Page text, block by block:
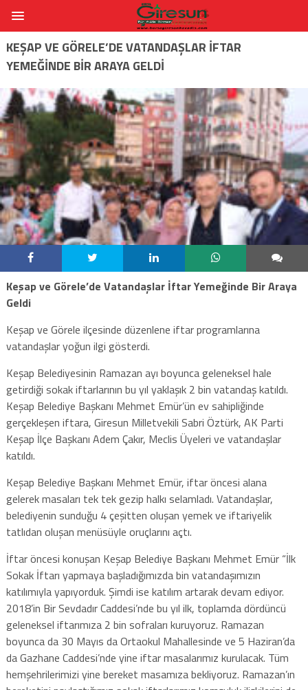
KEŞAP VE GÖRELE’DE VATANDAŞLAR İFTAR
YEMEĞINDE BIR ARAYA GELDI
Keşap ve Görele’de Vatandaşlar İftar Yemeğinde Bir Araya
Geldi
Keşap ve Görele ilçesinde düzenlene iftar programlarına
vatandaşlar yoğun ilgi gösterdi.
Keşap Belediyesinin Ramazan ayı boyunca geleneksel hale
getirdiği sokak iftarlarının bu yıl yaklaşık 2 bin vatandaş katıldı.
Keşap Belediye Başkanı Mehmet Emür’ün ev sahipliğinde
gerçekleşen iftara, Giresun Milletvekili Sabri Öztürk, AK Parti
Keşap İlçe Başkanı Adem Çakır, Meclis Üyeleri ve vatandaşlar
katıldı.
Keşap Belediye Başkanı Mehmet Emür, iftar öncesi alana
gelerek masaları tek tek gezip halkı selamladı. Vatandaşlar,
belediyenin sunduğu 4 çeşitten oluşan yemek ve iftariyelik
tatlıdan oluşan menüsüyle oruçlarını açtı.
İftar öncesi konuşan Keşap Belediye Başkanı Mehmet Emür “İlk
Sokak İftarı yapmaya başladığımızda bin vatandaşımızın
katılımıyla yapıyorduk. Şimdi ise katılım artarak devam ediyor.
2018’in Bir Sevdadır Caddesi’nde bu yıl ilk, toplamda dördüncü
geleneksel iftarımıza 2 bin sofraları kuruyoruz. Ramazan
boyunca da 30 Mayıs da Ortaokul Mahallesinde ve 5 Haziran’da
da Gazhane Caddesi’nde yine iftar masalarımız kurulacak. Tüm
hemşehrilerimizi yine bereket masamıza bekliyoruz. Ramazan’ın